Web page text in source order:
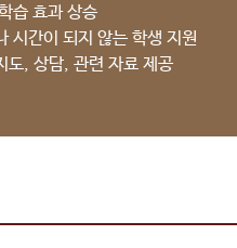
습 효과 상승
시간이 되지 않는 학생 지원
, 상담, 관련 자료 제공